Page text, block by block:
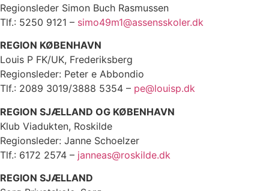
Regionsleder Simon Buch Rasmussen
Tlf.: 5250 9121 – simo49m1@assensskoler.dk
REGION KØBENHAVN
Louis P FK/UK, Frederiksberg
Regionsleder: Peter e Abbondio
Tlf.: 2089 3019/3888 5354 – pe@louisp.dk
REGION SJÆLLAND OG KØBENHAVN
Klub Viadukten, Roskilde
Regionsleder: Janne Schoelzer
Tlf.: 6172 2574 – janneas@roskilde.dk
REGION SJÆLLAND